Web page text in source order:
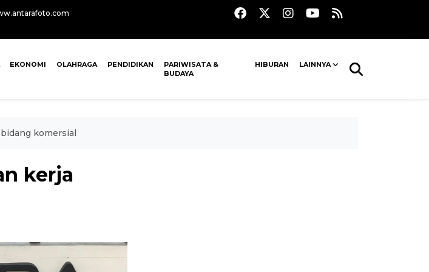
EKONOMI OLAHRAGA PENDIDIKAN
PARIWISATA &
BUDAYA
HIBURAN LAINNYA
komersial
kerja